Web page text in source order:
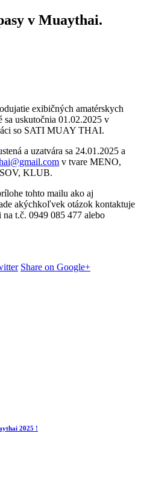
v Muaythai.
exibičných amatérskych
sa uskutočnia 01.02.2025 v
so SATI MUAY THAI.
a uzatvára sa 24.01.2025 a
v tvare MENO,
KLUB.
tohto mailu ako aj
akýchkoľvek otázok kontaktuje
t.č. 0949 085 477 alebo
Share on Google+
2025 !